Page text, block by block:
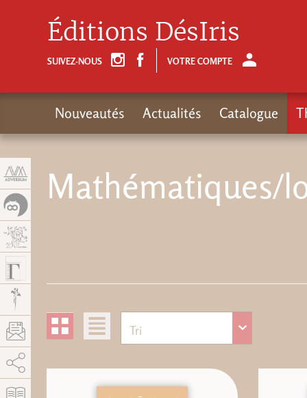
Mathématiques/
Éditions DésIris
SUIVEZ-NOUS VOTRE COMPTE
Nouveautés Actualités Catalogue